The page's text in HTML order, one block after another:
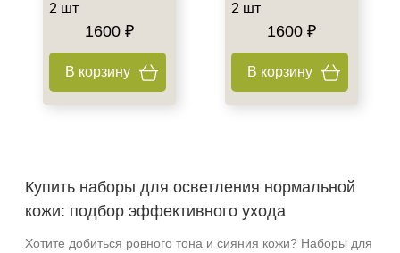
Класс косметики
Домашняя
Профессиональная
Показать еще
2 шт
1600 ₽
В корзину
2 шт
1600 ₽
В корзину
Купить наборы для осветления нормальной
кожи: подбор эффективного ухода
Хотите добиться ровного тона и сияния кожи? Наборы для